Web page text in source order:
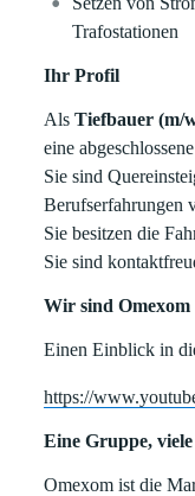
Trafostationen
Ihr Profil
AlsTiefbauer (m/
eine
Sie sind
Berufserfahrungen
Sie besitzen die
Sie sind
Wir sind Omexom
Einen Einblick in
https://
Eine Gruppe,
Omexom ist die